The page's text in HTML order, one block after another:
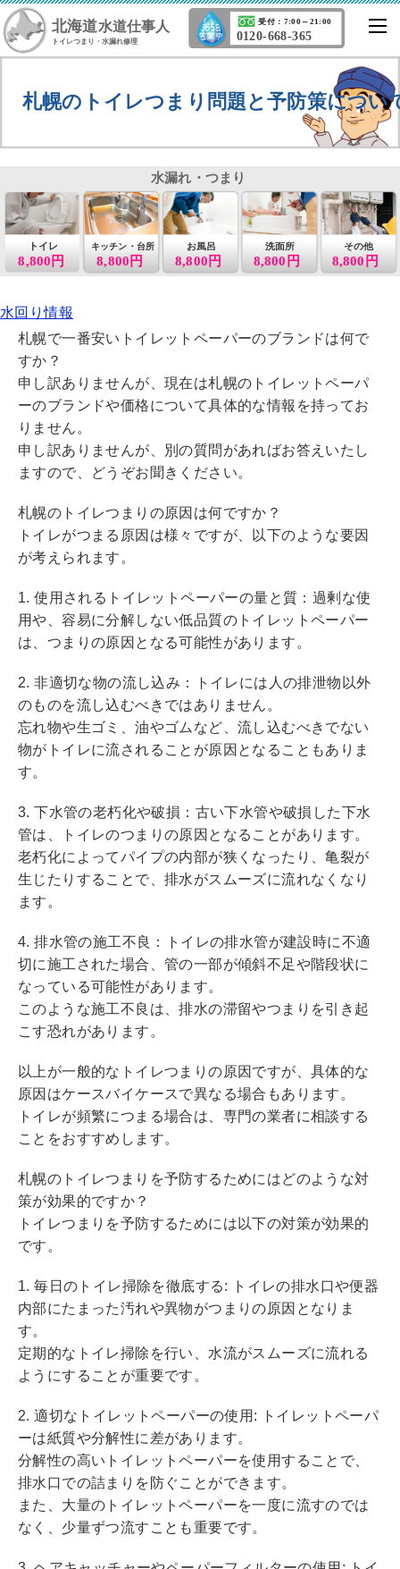
北海道水道仕事人
トイレつまり・水漏れ修理 0120-668-365
受付：7:00～21:00
札幌のトイレつまり問題と予防策につい
8,800円
トイレ
8,800円
キッチン・台所 お風呂
8,800円
洗面所
8,800円
その他
8,800円
水漏れ・つまり
水回り情報
札幌で一番安いトイレットペーパーのブランドは何で
すか？
申し訳ありませんが、現在は札幌のトイレットペーパ
ーのブランドや価格について具体的な情報を持ってお
りません。
申し訳ありませんが、別の質問があればお答えいたし
ますので、どうぞお聞きください。
札幌のトイレつまりの原因は何ですか？
トイレがつまる原因は様々ですが、以下のような要因
が考えられます。
1. 使用されるトイレットペーパーの量と質：過剰な使
用や、容易に分解しない低品質のトイレットペーパー
は、つまりの原因となる可能性があります。
2. 非適切な物の流し込み：トイレには人の排泄物以外
のものを流し込むべきではありません。
忘れ物や生ゴミ、油やゴムなど、流し込むべきでない
物がトイレに流されることが原因となることもありま
す。
3. 下水管の老朽化や破損：古い下水管や破損した下水
管は、トイレのつまりの原因となることがあります。
老朽化によってパイプの内部が狭くなったり、亀裂が
生じたりすることで、排水がスムーズに流れなくなり
ます。
4. 排水管の施工不良：トイレの排水管が建設時に不適
切に施工された場合、管の一部が傾斜不足や階段状に
なっている可能性があります。
このような施工不良は、排水の滞留やつまりを引き起
こす恐れがあります。
以上が一般的なトイレつまりの原因ですが、具体的な
原因はケースバイケースで異なる場合もあります。
トイレが頻繁につまる場合は、専門の業者に相談する
ことをおすすめします。
札幌のトイレつまりを予防するためにはどのような対
策が効果的ですか？
トイレつまりを予防するためには以下の対策が効果的
です。
1. 毎日のトイレ掃除を徹底する: トイレの排水口や便器
内部にたまった汚れや異物がつまりの原因となりま
す。
定期的なトイレ掃除を行い、水流がスムーズに流れる
ようにすることが重要です。
2. 適切なトイレットペーパーの使用: トイレットペーパ
ーは紙質や分解性に差があります。
分解性の高いトイレットペーパーを使用することで、
排水口での詰まりを防ぐことができます。
また、大量のトイレットペーパーを一度に流すのでは
なく、少量ずつ流すことも重要です。